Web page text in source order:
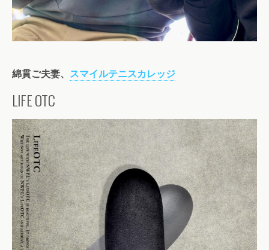
綿貫ご夫妻、 スマイルテニスカレッジ
LIFE OTC